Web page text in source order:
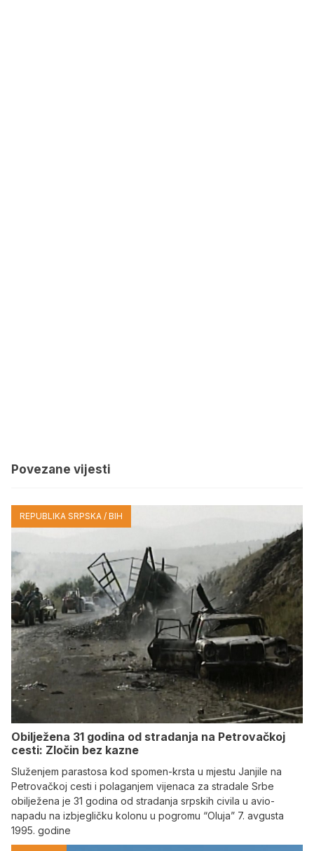
Povezane vijesti
REPUBLIKA SRPSKA / BIH
Obilježena 31 godina od stradanja na Petrovačkoj
cesti: Zločin bez kazne
Služenjem parastosa kod spomen-krsta u mjestu Janjile na
Petrovačkoj cesti i polaganjem vijenaca za stradale Srbe
obilježena je 31 godina od stradanja srpskih civila u avio-
napadu na izbjegličku kolonu u pogromu “Oluja” 7. avgusta
1995. godine